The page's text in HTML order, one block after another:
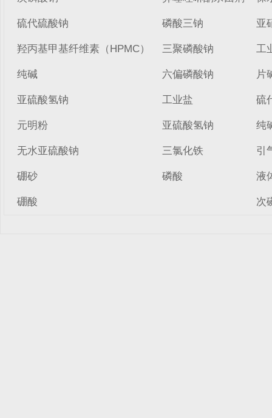
硫代硫酸钠
羟丙基甲基纤维素（HPMC）
纯碱
亚硫酸氢钠
元明粉
无水亚硫酸钠
硼砂
硼酸
磷酸三钠
三聚磷酸钠
六偏磷酸钠
工业盐
亚硫酸氢钠
三氯化铁
磷酸
亚
工
片
硫
纯
引
液
次